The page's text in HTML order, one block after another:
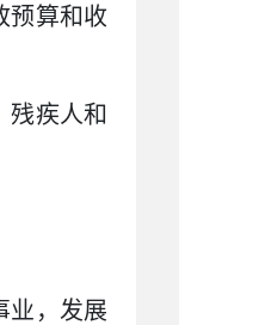
预算和收
残疾人和
业，发展